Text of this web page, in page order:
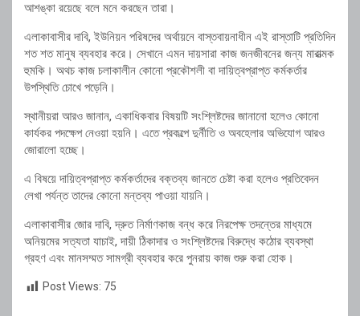
আশঙ্কা রয়েছে বলে মনে করছেন তারা।
এলাকাবাসীর দাবি, ইউনিয়ন পরিষদের অর্থায়নে বাস্তবায়নাধীন এই রাস্তাটি প্রতিদিন
শত শত মানুষ ব্যবহার করে। সেখানে এমন দায়সারা কাজ জনজীবনের জন্য মারাত্মক
হুমকি। অথচ কাজ চলাকালীন কোনো প্রকৌশলী বা দায়িত্বপ্রাপ্ত কর্মকর্তার
উপস্থিতি চোখে পড়েনি।
স্থানীয়রা আরও জানান, একাধিকবার বিষয়টি সংশ্লিষ্টদের জানানো হলেও কোনো
কার্যকর পদক্ষেপ নেওয়া হয়নি। এতে প্রকল্পে দুর্নীতি ও অবহেলার অভিযোগ আরও
জোরালো হচ্ছে।
এ বিষয়ে দায়িত্বপ্রাপ্ত কর্মকর্তাদের বক্তব্য জানতে চেষ্টা করা হলেও প্রতিবেদন
লেখা পর্যন্ত তাদের কোনো মন্তব্য পাওয়া যায়নি।
এলাকাবাসীর জোর দাবি, দ্রুত নির্মাণকাজ বন্ধ করে নিরপেক্ষ তদন্তের মাধ্যমে
অনিয়মের সত্যতা যাচাই, দায়ী ঠিকাদার ও সংশ্লিষ্টদের বিরুদ্ধে কঠোর ব্যবস্থা
গ্রহণ এবং মানসম্মত সামগ্রী ব্যবহার করে পুনরায় কাজ শুরু করা হোক।
Post Views: 75